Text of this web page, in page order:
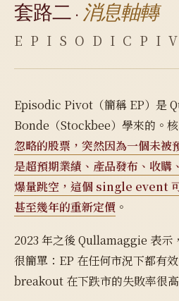
套路二 · 消息軸轉
E P I S O D I C P I
Episodic Pivot（簡稱 EP）是
Bonde（Stockbee）學來的。核
忽略的股票，突然因為一個未
是超預期業績、產品發布、收
爆量跳空，這個 single event
甚至幾年的重新定價 。
2023 年之後 Qullamaggie 表示
很簡單：EP 在任何市況下都有
breakout 在下跌市的失敗率很高